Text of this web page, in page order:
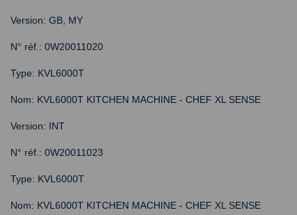
Version: GB, MY
N° réf.: 0W20011020
Type: KVL6000T
Nom: KVL6000T KITCHEN MACHINE - CHEF XL SENSE
Version: INT
N° réf.: 0W20011023
Type: KVL6000T
Nom: KVL6000T KITCHEN MACHINE - CHEF XL SENSE